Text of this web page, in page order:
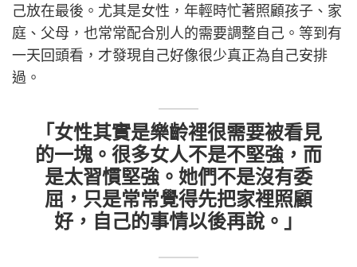
己放在最後。尤其是女性，年輕時忙著照顧孩子、家
庭、父母，也常常配合別人的需要調整自己。等到有
一天回頭看，才發現自己好像很少真正為自己安排
過。
「女性其實是樂齡裡很需要被看見
的一塊。很多女人不是不堅強，而
是太習慣堅強。她們不是沒有委
屈，只是常常覺得先把家裡照顧
好，自己的事情以後再說。」